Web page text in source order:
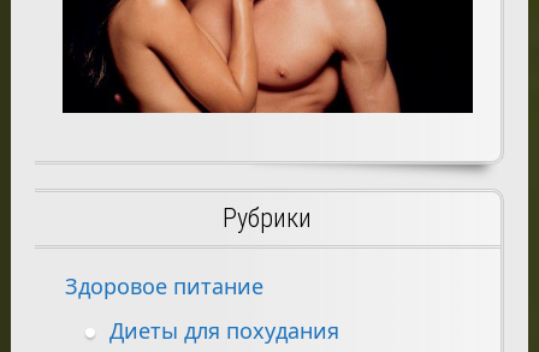
Рубрики
Здоровое питание
Диеты для похудания